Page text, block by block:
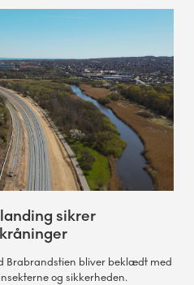
sikrer
Brabrandstien bliver beklædt med
og sikkerheden.